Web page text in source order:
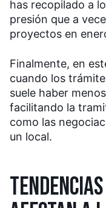
has recopilado a
presión que a
proyectos en
Finalmente, en
cuando los
suele haber
facilitando la
como las
un local.